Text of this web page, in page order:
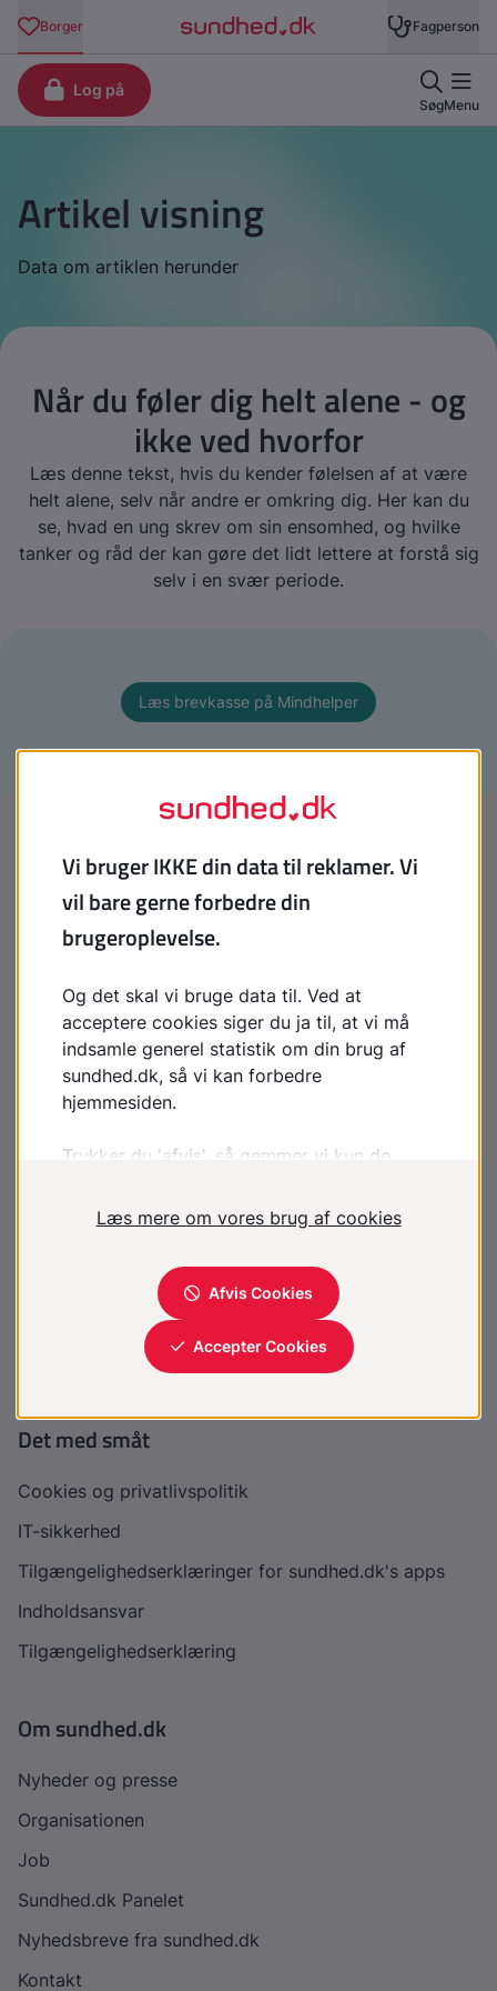
Artikel visning
Data om artiklen herunder
Når du føler dig helt alene - og
ikke ved hvorfor
Læs denne tekst, hvis du kender følelsen af at være
helt alene, selv når andre er omkring dig. Her kan du
se, hvad en ung skrev om sin ensomhed, og hvilke
tanker og råd der kan gøre det lidt lettere at forstå sig
selv i en svær periode.
Læs brevkasse på Mindhelper